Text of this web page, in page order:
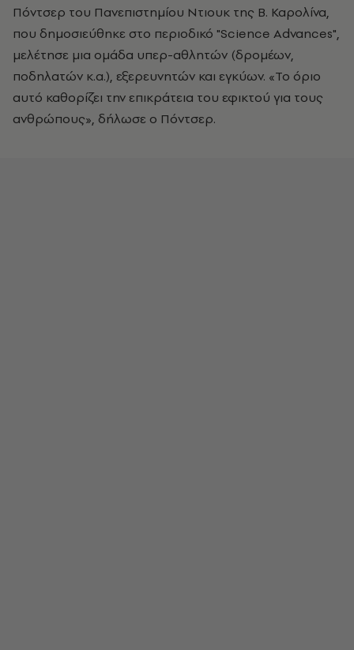
Πόντσερ του Πανεπιστημίου Ντιουκ της Β. Καρολίνα,
που δημοσιεύθηκε στο περιοδικό "Science Advances",
μελέτησε μια ομάδα υπερ-αθλητών (δρομέων,
ποδηλατών κ.α.), εξερευνητών και εγκύων. «Το όριο
αυτό καθορίζει την επικράτεια του εφικτού για τους
ανθρώπους», δήλωσε ο Πόντσερ.